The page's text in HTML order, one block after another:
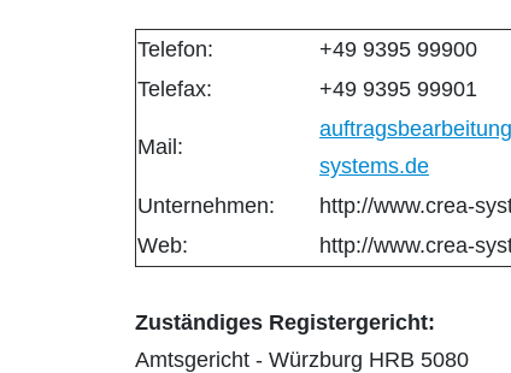
Telefon:
+49 9395 99900
Telefax:
+49 9395 99901
Mail:
systems.de
Unternehmen:
http://www.crea-
Web:
http://www.crea-
Zuständiges Registergericht:
Amtsgericht - Würzburg HRB 5080